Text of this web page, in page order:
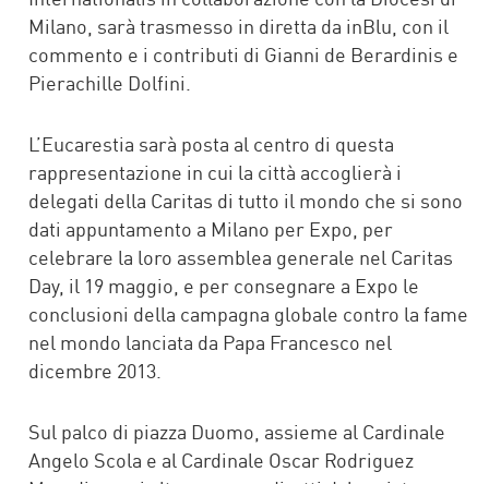
Milano, sarà trasmesso in diretta da inBlu, con il
commento e i contributi di Gianni de Berardinis e
Pierachille Dolfini.
L’Eucarestia sarà posta al centro di questa
rappresentazione in cui la città accoglierà i
delegati della Caritas di tutto il mondo che si sono
dati appuntamento a Milano per Expo, per
celebrare la loro assemblea generale nel Caritas
Day, il 19 maggio, e per consegnare a Expo le
conclusioni della campagna globale contro la fame
nel mondo lanciata da Papa Francesco nel
dicembre 2013.
Sul palco di piazza Duomo, assieme al Cardinale
Angelo Scola e al Cardinale Oscar Rodriguez